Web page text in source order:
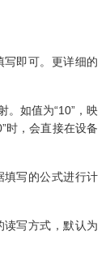
写即可。更详细的
。如值为“10”，映
时，会直接在设备
填写的公式进行计
读写方式，默认为